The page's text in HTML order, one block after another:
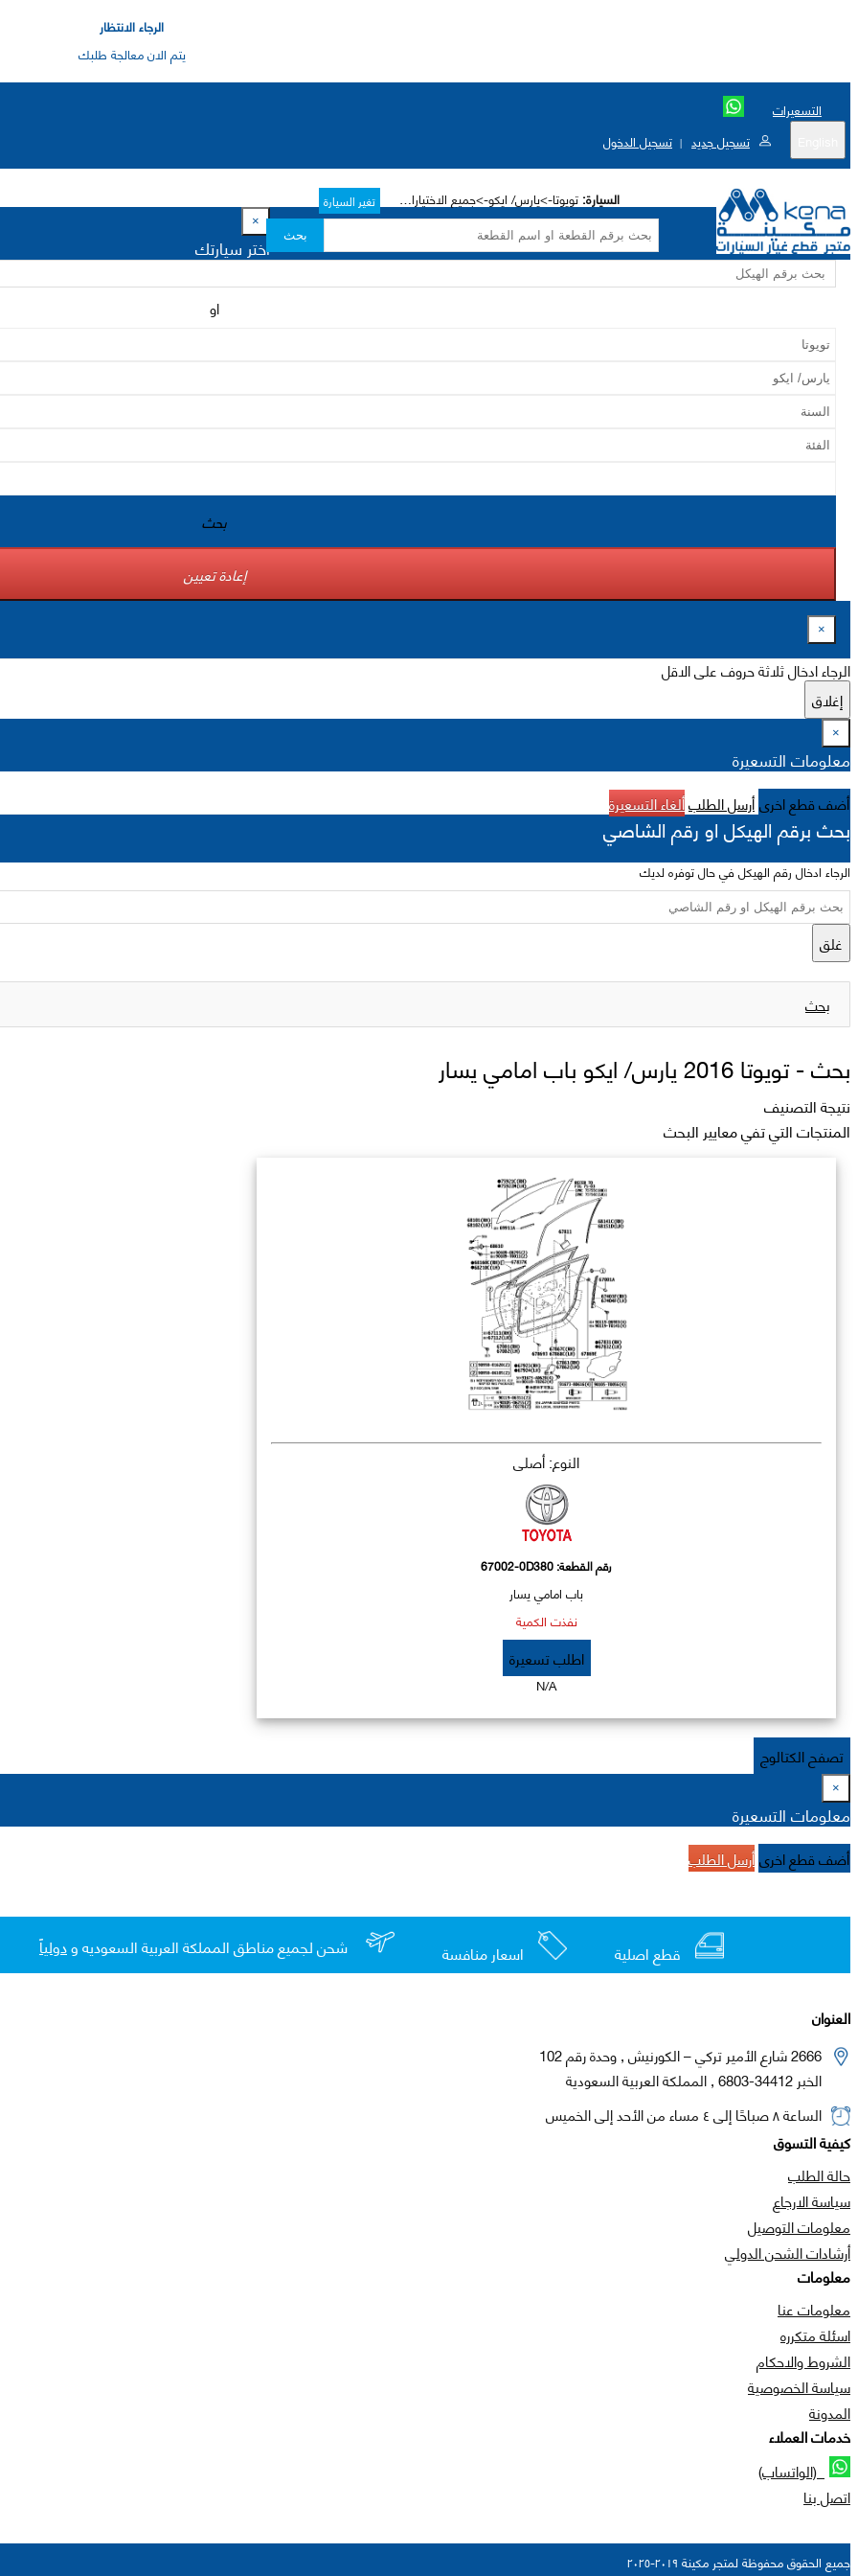
الرجاء الانتظار
يتم الان معالجة طلبك
التسعيرات
تسجيل جديد | تسجيل الدخول
السيارة: تويوتا->يارس/ ايكو->جميع الاختيارات-> تغير السيارة
بحث
×
اختر سيارتك
او
بحث
إعادة تعيين
×
الرجاء ادخال ثلاثة حروف على الاقل
إغلاق
×
معلومات التسعيرة
أضف قطع اخرىأرسل الطلبألغاء التسعيرة
بحث برقم الهيكل او رقم الشاصي
الرجاء ادخال رقم الهيكل في حال توفره لديك
غلق
بحث
بحث -تويوتا 2016 يارس/ ايكو باب امامي يسار
نتيجة التصنيف
المنتجات التي تفي معايير البحث
النوع: أصلي
رقم القطعة:67002-0D380
باب امامي يسار
نفذت الكمية
اطلب تسعيرة
N/A
تصفح الكتالوج
×
معلومات التسعيرة
أضف قطع اخرىأرسل الطلب
قطع اصلية اسعار منافسة شحن لجميع مناطق المملكة العربية السعوديه ودولياً
العنوان
2666 شارع الأمير تركي – الكورنيش , وحدة رقم 102
الخبر 34412-6803 , المملكة العربية السعودية
الساعة ٨ صباحًا إلى ٤ مساء من الأحد إلى الخميس
كيفية التسوق
حالة الطلب
سياسة الارجاع
معلومات التوصيل
أرشادات الشحن الدولي
معلومات
معلومات عنا
اسئلة متكرره
الشروط والاحكام
سياسة الخصوصية
المدونة
خدمات العملاء
(الواتساب)
اتصل بنا
جميع الحقوق محفوظة لمتجر مكينة ٢٠١٩-٢٠٢٥